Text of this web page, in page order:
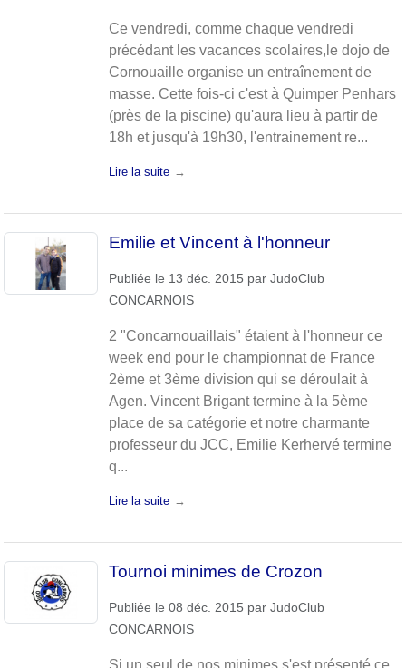
Ce vendredi, comme chaque vendredi
précédant les vacances scolaires,le dojo de
Cornouaille organise un entraînement de
masse. Cette fois-ci c'est à Quimper Penhars
(près de la piscine) qu'aura lieu à partir de
18h et jusqu'à 19h30, l'entrainement re...
Lire la suite
Emilie et Vincent à l'honneur
Publiée le 13 déc. 2015 par JudoClub
CONCARNOIS
2 "Concarnouaillais" étaient à l'honneur ce
week end pour le championnat de France
2ème et 3ème division qui se déroulait à
Agen. Vincent Brigant termine à la 5ème
place de sa catégorie et notre charmante
professeur du JCC, Emilie Kerhervé termine
q...
Lire la suite
Tournoi minimes de Crozon
Publiée le 08 déc. 2015 par JudoClub
CONCARNOIS
Si un seul de nos minimes s'est présenté ce